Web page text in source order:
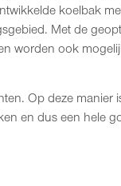
koelbak
Met de
worden ook
Op deze manier
en dus een hele